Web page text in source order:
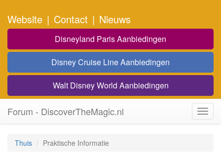
Website | Contact | Nieuws
Disneyland Paris Aanbiedingen
Disney Cruise Line Aanbiedingen
Walt Disney World Aanbiedingen
Forum - DiscoverTheMagic.nl
Thuis Praktische Informatie